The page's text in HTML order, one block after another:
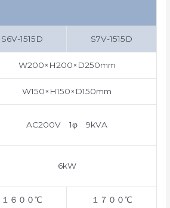
S6V-1515D S7V-1515D
W200×H200×D250mm
W150×H150×D150mm
AC200V 1φ 9kVA
6kW
１６００℃ １７００℃